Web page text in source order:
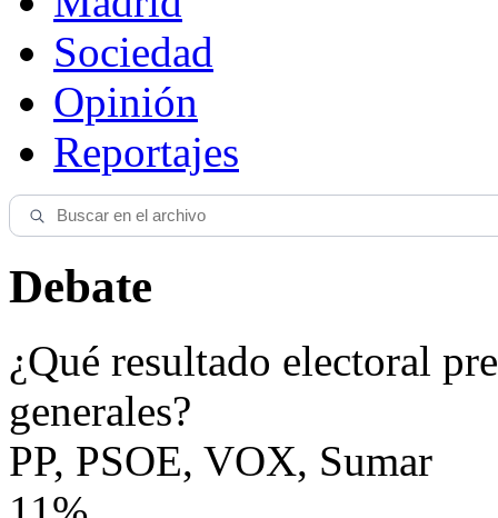
Sociedad
Opinión
Reportajes
Debate
¿Qué resultado electoral
generales?
PP, PSOE, VOX, Sumar